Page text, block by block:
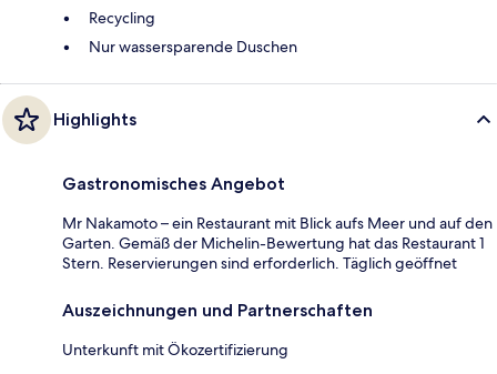
Recycling
Nur wassersparende Duschen
Highlights
Gastronomisches Angebot
Mr Nakamoto – ein Restaurant mit Blick aufs Meer und auf den
Garten. Gemäß der Michelin-Bewertung hat das Restaurant 1
Stern. Reservierungen sind erforderlich. Täglich geöffnet
Auszeichnungen und Partnerschaften
Unterkunft mit Ökozertifizierung